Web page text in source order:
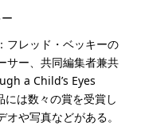
フレッド・ベッキーの
サー、共同編集者兼共
a Child’s Eyes
は数々の賞を受賞し
や写真などがある。